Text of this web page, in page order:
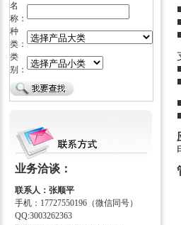
名
称：
种
类：
类
别：
业务洽谈：
联系人：张顺平
手机：17727550196（微信同号）
QQ:3003262363